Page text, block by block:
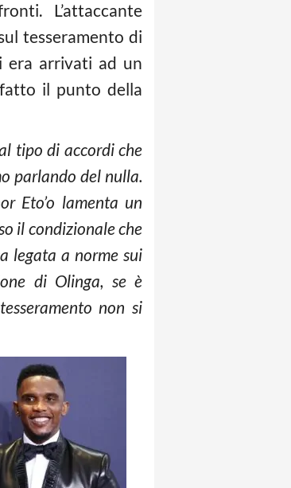
L’attaccante
tesseramento di
era arrivati ad un
il punto della
tipo di accordi che
parlando del nulla.
Eto’o lamenta un
il condizionale che
legata a norme sui
di Olinga, se è
non si